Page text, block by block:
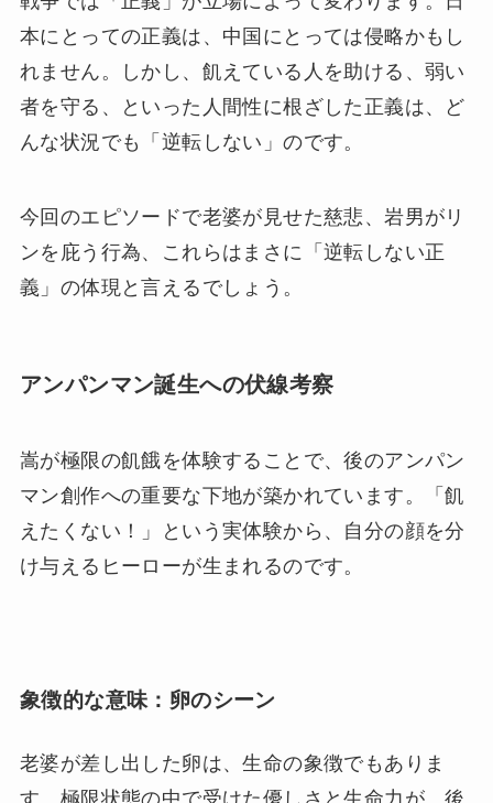
本にとっての正義は、中国にとっては侵略かもし
れません。しかし、飢えている人を助ける、弱い
者を守る、といった人間性に根ざした正義は、ど
んな状況でも「逆転しない」のです。
今回のエピソードで老婆が見せた慈悲、岩男がリ
ンを庇う行為、これらはまさに「逆転しない正
義」の体現と言えるでしょう。
アンパンマン誕生への伏線考察
嵩が極限の飢餓を体験することで、後のアンパン
マン創作への重要な下地が築かれています。「飢
えたくない！」という実体験から、自分の顔を分
け与えるヒーローが生まれるのです。
象徴的な意味：卵のシーン
老婆が差し出した卵は、生命の象徴でもありま
す。極限状態の中で受けた優しさと生命力が、後